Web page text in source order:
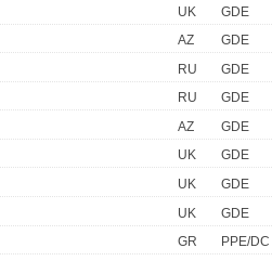
UK
GDE
AZ
GDE
RU
GDE
RU
GDE
AZ
GDE
UK
GDE
UK
GDE
UK
GDE
GR
PPE/DC